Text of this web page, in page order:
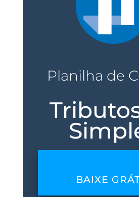
Planilha de
BAIXE